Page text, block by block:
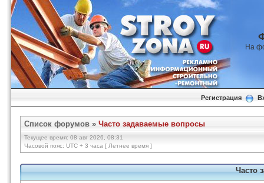
На
Регистрация
Список форумов » Часто задаваемые вопросы
Текущее время: 08 авг 2026, 08:31
Часовой пояс: UTC + 3 часа [ Летнее время ]
Часто